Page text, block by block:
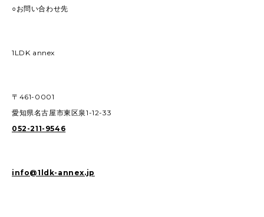
○お問い合わせ先
1LDK annex
〒461-0001
愛知県名古屋市東区泉1-12-33
052-211-9546
info@1ldk-annex.jp